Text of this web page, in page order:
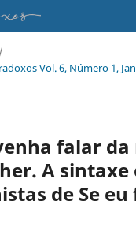
/
Vol. 6, Número 1,
falar
A sintaxe
de Se eu